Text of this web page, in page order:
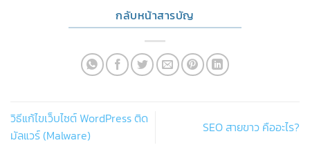
กลับหน้าสารบัญ
วิธีแก้ไขเว็บไซต์ WordPress ติด
มัลแวร์ (Malware)
SEO สายขาว คืออะไร?